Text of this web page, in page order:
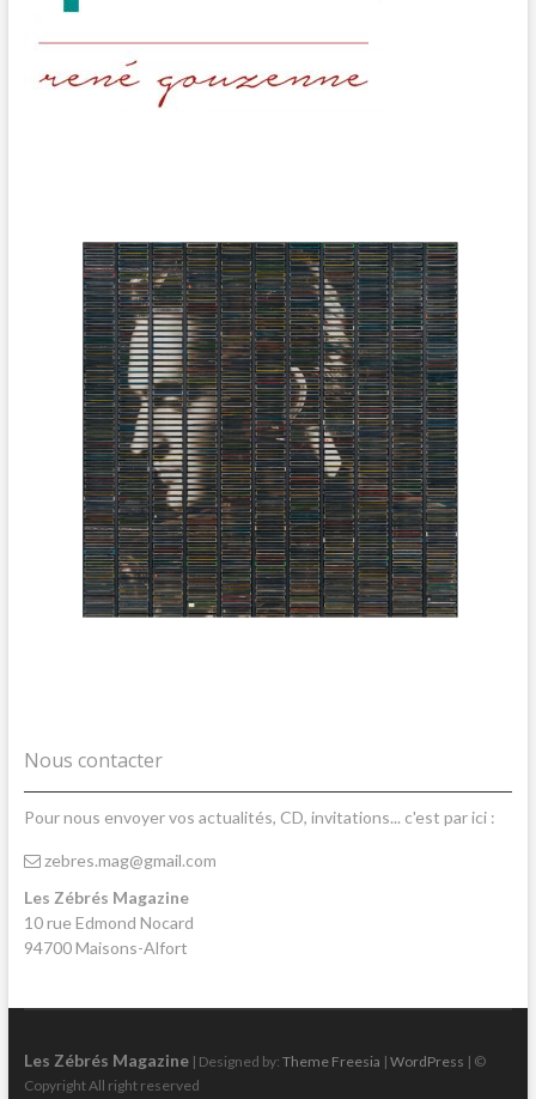
Nous contacter
Pour nous envoyer vos actualités, CD, invitations... c'est par ici :
zebres.mag@gmail.com
Les Zébrés Magazine
10 rue Edmond Nocard
94700 Maisons-Alfort
Les Zébrés Magazine| Designed by: Theme Freesia | WordPress | ©
Copyright All right reserved